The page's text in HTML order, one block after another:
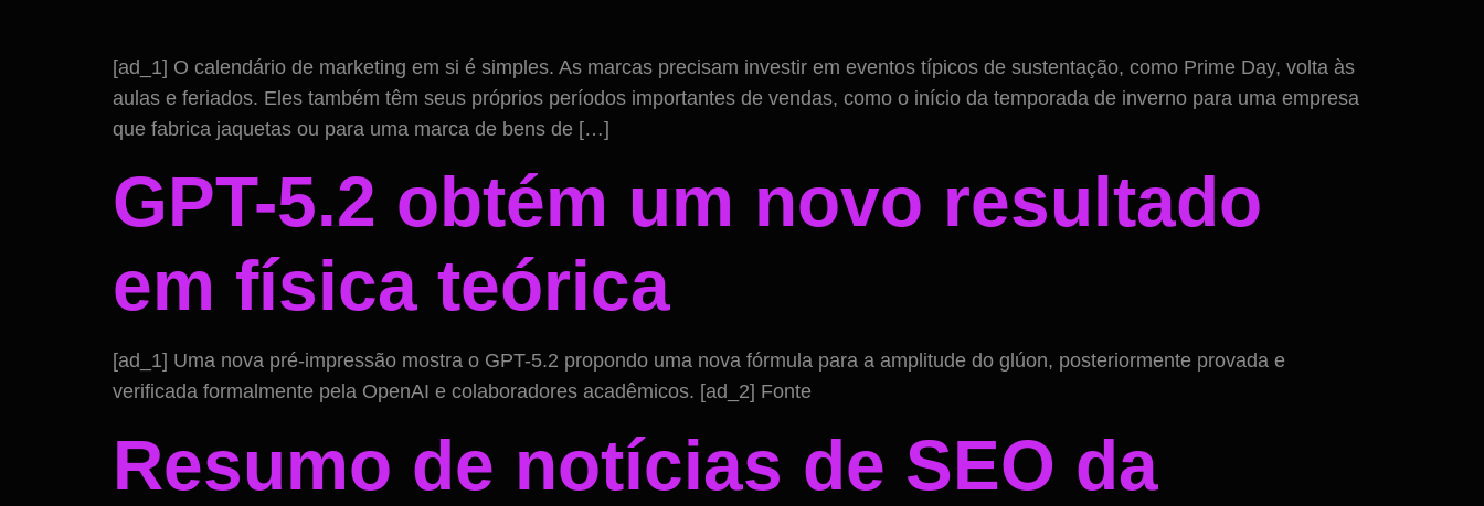
[ad_1] O calendário de marketing em si é simples. As marcas precisam investir em eventos típicos de sustentação, como Prime Day, volta às
aulas e feriados. Eles também têm seus próprios períodos importantes de vendas, como o início da temporada de inverno para uma empresa
que fabrica jaquetas ou para uma marca de bens de […]
GPT-5.2 obtém um novo resultado
em física teórica
[ad_1] Uma nova pré-impressão mostra o GPT-5.2 propondo uma nova fórmula para a amplitude do glúon, posteriormente provada e
verificada formalmente pela OpenAI e colaboradores acadêmicos. [ad_2] Fonte
Resumo de notícias de SEO da